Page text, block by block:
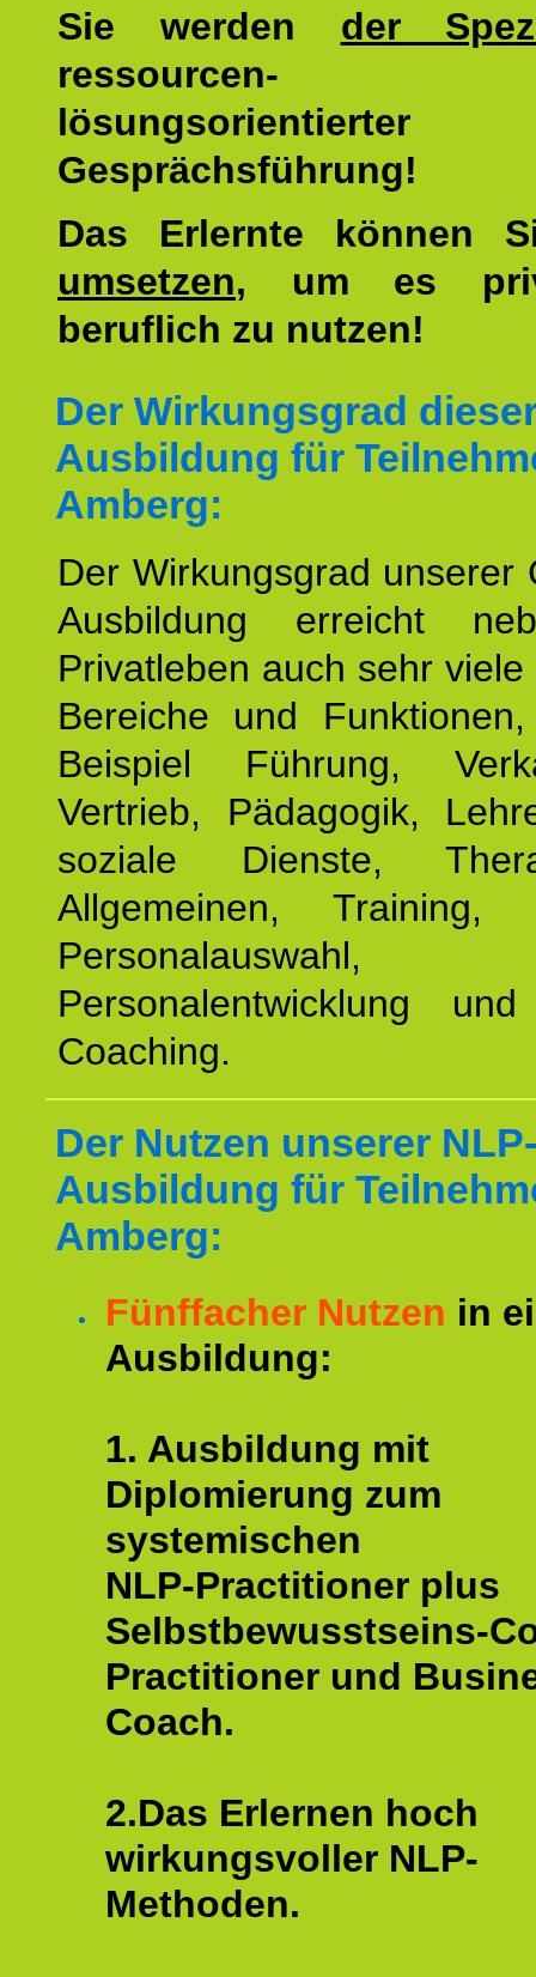
Sie werden der
lösungsorientierter
Gesprächsführung!
Das Erlernte können
umsetzen, um es
beruflich zu nutzen!
Der Wirkungsgrad
Ausbildung für
Amberg:
Der Wirkungsgrad unserer
Ausbildung erreicht
Privatleben auch sehr
Bereiche und
Beispiel Führung,
Vertrieb, Pädagogik,
soziale Dienste,
Allgemeinen, Training,
Personalauswahl,
Personalentwicklung
Coaching.
Der Nutzen unserer
Ausbildung für
Amberg:
Fünffacher Nutzen in
Ausbildung:
1. Ausbildung mit
Diplomierung zum
systemischen
NLP-Practitioner plus
Selbstbewusstseins-
Practitioner und
Coach.
2.Das Erlernen hoch
wirkungsvoller NLP-
Methoden.